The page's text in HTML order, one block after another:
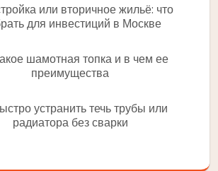
или вторичное жильё: что
для инвестиций в Москве
шамотная топка и в чем ее
преимущества
устранить течь трубы или
радиатора без сварки